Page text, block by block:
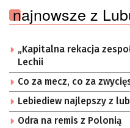
najnowsze z
„Kapitalna rekacja
Lechii
Co za mecz, co za
Lebiediew najlepszy z
Odra na remis z Polonią